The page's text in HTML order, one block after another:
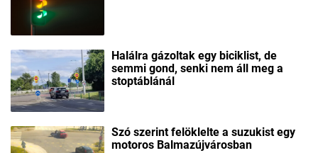
Halálra gázoltak egy biciklist, de
semmi gond, senki nem áll meg a
stoptáblánál
Szó szerint felöklelte a suzukist egy
motoros Balmazújvárosban